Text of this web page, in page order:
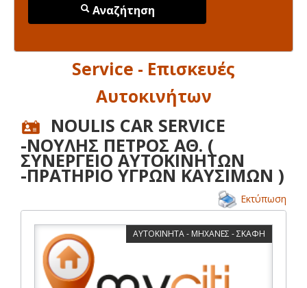
Αναζήτηση
Service - Επισκευές
Αυτοκινήτων
NOULIS CAR SERVICE
-ΝΟΥΛΗΣ ΠΕΤΡΟΣ ΑΘ. (
ΣΥΝΕΡΓΕΙΟ ΑΥΤΟΚΙΝΗΤΩΝ
-ΠΡΑΤΗΡΙΟ ΥΓΡΩΝ ΚΑΥΣΙΜΩΝ )
Εκτύπωση
ΑΥΤΟΚΙΝΗΤΑ - ΜΗΧΑΝΕΣ - ΣΚΑΦΗ